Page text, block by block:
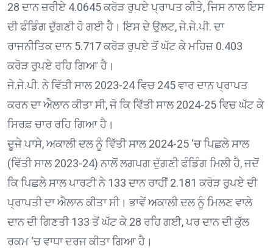
28 ਦਾਨ ਜ਼ਰੀਏ 4.0645 ਕਰੋੜ ਰੁਪਏ ਪ੍ਰਾਪਤ ਕੀਤੇ, ਜਿਸ ਨਾਲ ਇਸ
ਦੀ ਫੰਡਿੰਗ ਦੁੱਗਣੀ ਹੋ ਗਈ ਹੈ। ਇਸ ਦੇ ਉਲਟ, ਜੇ.ਜੇ.ਪੀ. ਦਾ
ਰਾਜਨੀਤਿਕ ਦਾਨ 5.717 ਕਰੋੜ ਰੁਪਏ ਤੋਂ ਘੱਟ ਕੇ ਮਹਿਜ਼ 0.403
ਕਰੋੜ ਰੁਪਏ ਰਹਿ ਗਿਆ ਹੈ।
ਜੇ.ਜੇ.ਪੀ. ਨੇ ਵਿੱਤੀ ਸਾਲ 2023-24 ਵਿਚ 245 ਵਾਰ ਦਾਨ ਪ੍ਰਾਪਤ
ਕਰਨ ਦਾ ਐਲਾਨ ਕੀਤਾ ਸੀ, ਜੋ ਕਿ ਵਿੱਤੀ ਸਾਲ 2024-25 ਵਿਚ ਘੱਟ ਕੇ
ਸਿਰਫ਼ ਚਾਰ ਰਹਿ ਗਿਆ ਹੈ।
ਦੂਜੇ ਪਾਸੇ, ਅਕਾਲੀ ਦਲ ਨੂੰ ਵਿੱਤੀ ਸਾਲ 2024-25 ‘ਚ ਪਿਛਲੇ ਸਾਲ
(ਵਿੱਤੀ ਸਾਲ 2023-24) ਨਾਲੋਂ ਲਗਪਗ ਦੁੱਗਣੀ ਫੰਡਿੰਗ ਮਿਲੀ ਹੈ, ਜਦੋਂ
ਕਿ ਪਿਛਲੇ ਸਾਲ ਪਾਰਟੀ ਨੇ 133 ਦਾਨ ਰਾਹੀਂ 2.181 ਕਰੋੜ ਰੁਪਏ ਦੀ
ਪ੍ਰਾਪਤੀ ਦਾ ਐਲਾਨ ਕੀਤਾ ਸੀ। ਭਾਵੇਂ ਅਕਾਲੀ ਦਲ ਨੂੰ ਮਿਲਣ ਵਾਲੇ
ਦਾਨ ਦੀ ਗਿਣਤੀ 133 ਤੋਂ ਘੱਟ ਕੇ 28 ਰਹਿ ਗਈ, ਪਰ ਦਾਨ ਦੀ ਕੁੱਲ
ਰਕਮ ‘ਚ ਵਾਧਾ ਦਰਜ ਕੀਤਾ ਗਿਆ ਹੈ।